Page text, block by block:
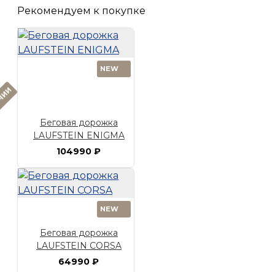
Рекомендуем к покупке
NEW
Беговая дорожка
LAUFSTEIN ENIGMA
104990 ₽
NEW
Беговая дорожка
LAUFSTEIN CORSA
64990 ₽